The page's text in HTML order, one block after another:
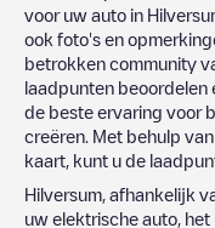
voor uw auto in
ook foto's en
betrokken community
laadpunten beoordelen
de beste ervaring voor
creëren. Met behulp
kaart, kunt u de
Hilversum , afhankelijk
uw elektrische auto,